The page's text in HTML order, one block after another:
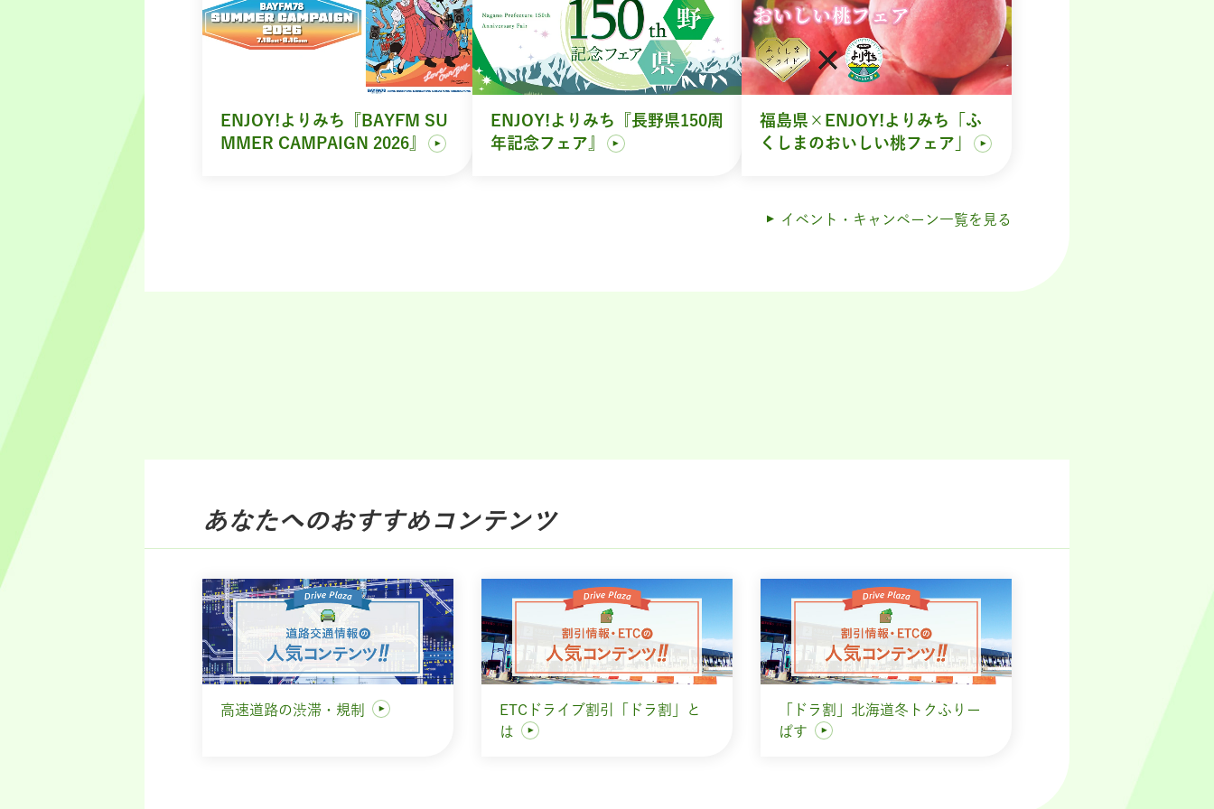
ENJOY!よりみち『BAYFM SU
MMER CAMPAIGN 2026』
ENJOY!よりみち『長野県150周
年記念フェア』
福島県×ENJOY!よりみち「ふ
くしまのおいしい桃フェア」
イベント・キャンペーン一覧を見る
あなたへのおすすめコンテンツ
高速道路の渋滞・規制
ETCドライブ割引「ドラ割」と
は
「ドラ割」北海道冬トクふりー
ぱす